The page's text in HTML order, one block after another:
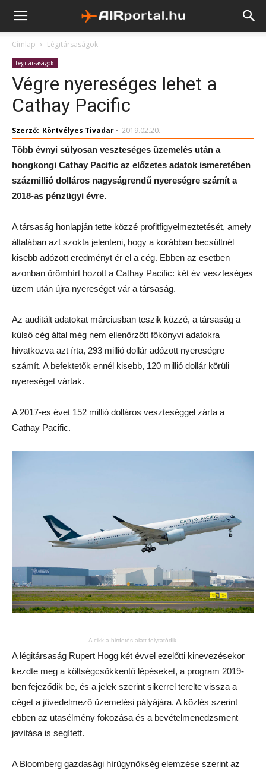
Címlap Légitársaságok
Légitársaságok
Végre nyereséges lehet a
Cathay Pacific
Szerző: Körtvélyes Tivadar - 2019.02.20.
Több évnyi súlyosan veszteséges üzemelés után a
hongkongi Cathay Pacific az előzetes adatok ismeretében
százmillió dolláros nagyságrendű nyereségre számít a
2018-as pénzügyi évre.
A társaság honlapján tette közzé profitfigyelmeztetését, amely
általában azt szokta jelenteni, hogy a korábban becsültnél
kisebb adózott eredményt ér el a cég. Ebben az esetben
azonban örömhírt hozott a Cathay Pacific: két év veszteséges
üzem után újra nyereséget vár a társaság.
Az auditált adatokat márciusban teszik közzé, a társaság a
külső cég által még nem ellenőrzött főkönyvi adatokra
hivatkozva azt írta, 293 millió dollár adózott nyereségre
számít. A befektetők ennél kisebb, 120 millió dollár körüli
nyereséget vártak.
A 2017-es évet 152 millió dolláros veszteséggel zárta a
Cathay Pacific.
A cikk a hirdetés alatt folytatódik.
A légitársaság Rupert Hogg két évvel ezelőtti kinevezésekor
kezdte meg a költségcsökkentő lépéseket, a program 2019-
ben fejeződik be, és a jelek szerint sikerrel terelte vissza a
céget a jövedelmező üzemelési pályájára. A közlés szerint
ebben az utasélmény fokozása és a bevételmenedzsment
javítása is segített.
A Bloomberg gazdasági hírügynökség elemzése szerint az